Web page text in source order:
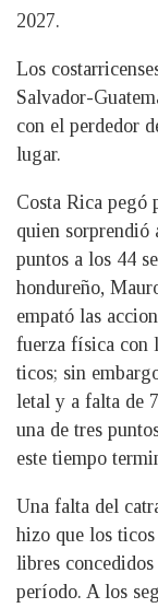
2027.
Los
Salvador-
con el perdedor
lugar.
Costa Rica pegó
quien sorprendió
puntos a los 44
hondureño,
empató las
fuerza física con
ticos; sin
letal y a falta de
una de tres
este tiempo
Una falta del
hizo que los
libres
período. A los